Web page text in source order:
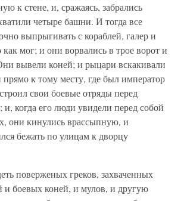
к стене, и, сражаясь, забрались
четыре башни. И тогда все
выпрыгивать с кораблей, галер и
как мог; и они ворвались в трое ворот и
вывели коней; и рыцари вскакивали
прямо к тому месту, где был император
свои боевые отряды перед
когда его люди увидели перед собой
они кинулись врассыпную, и
бежать по улицам к дворцу
поверженых греков, захваченных
и боевых коней, и мулов, и другую